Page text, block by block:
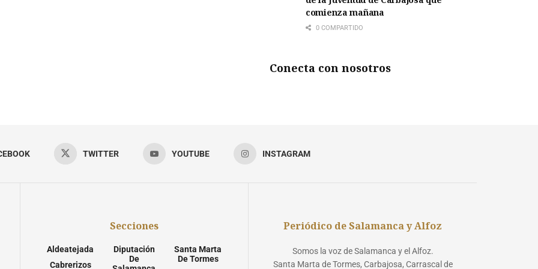
comienza mañana
0 COMPARTIDO
Conecta con nosotros
TWITTER YOUTUBE INSTAGRAM
Secciones
Aldeatejada
Cabrerizos
Diputación
De
Santa Marta
De Tormes
Periódico de Salamanca y Alfoz
Somos la voz de Salamanca y el Alfoz.
Santa Marta de Tormes, Carbajosa, Carrascal de